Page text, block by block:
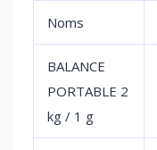
Noms
BALANCE
PORTABLE 2
kg / 1 g